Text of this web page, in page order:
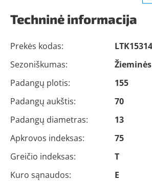
Techninė informacija
Prekės kodas:
LTK15314
Sezoniškumas:
Žieminės
Padangų plotis:
155
Padangų aukštis:
70
Padangų diametras:
13
Apkrovos indeksas:
75
Greičio indeksas:
T
Kuro sąnaudos:
E